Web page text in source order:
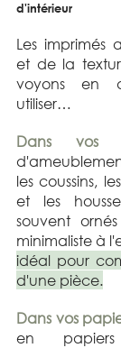
d'intérieur
Les imprimés
et de la
voyons en
utiliser…
Dans vos
les coussins,
et les
souvent
minimaliste à
idéal pour
d'une pièce.
Dans vos
en